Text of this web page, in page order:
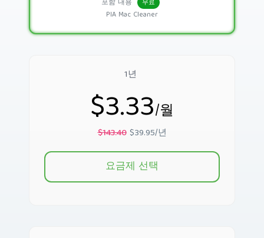
포함 내용 무료
PIA Mac Cleaner
1년
$3.33/월
$143.40$39.95/년
요금제 선택